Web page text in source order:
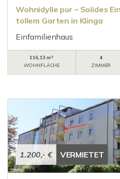
Wohnidylle pur – Solides
tollem Garten in Klinga
Einfamilienhaus
116,13 m²
WOHNFLÄCHE
4
ZIMMER
1.200,- € VERMIETET